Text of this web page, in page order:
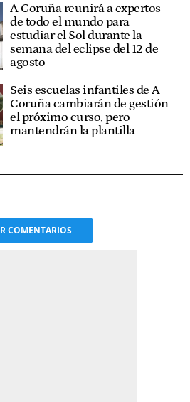
A Coruña reunirá a expertos
de todo el mundo para
estudiar el Sol durante la
semana del eclipse del 12 de
agosto
Seis escuelas infantiles de A
Coruña cambiarán de gestión
el próximo curso, pero
mantendrán la plantilla
COMENTARIOS